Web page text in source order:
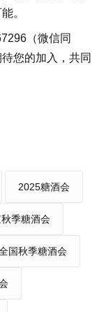
。
（微信同
您的加入，共同
2025糖酒会
季糖酒会
国秋季糖酒会